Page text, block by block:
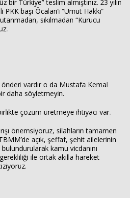
bir Türkiye” teslim almıştınız. 23 yılın
başı Öcalan’ı “Umut Hakkı”
sıkılmadan “Kurucu
vardır o da Mustafa Kemal
daha söyletmeyin.
çözüm üretmeye ihtiyacı var.
önemsiyoruz, silahların tamamen
açık, şeffaf, şehit ailelerinin
kamu vicdanını
ile ortak akılla hareket